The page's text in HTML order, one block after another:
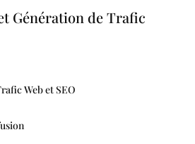
Génération de Trafic
Web et SEO